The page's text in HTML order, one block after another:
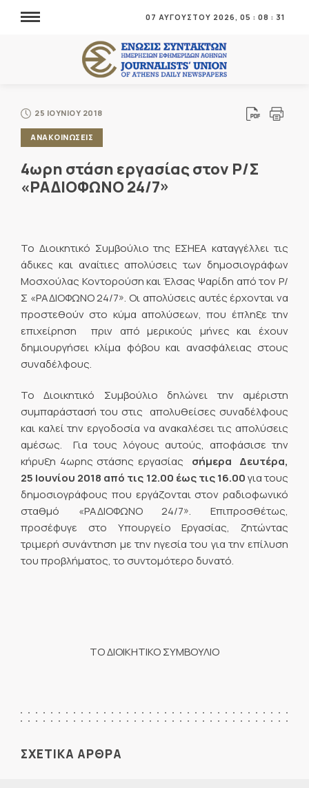
07 ΑΥΓΟΥΣΤΟΥ 2026, 05 : 08 : 32
25 ΙΟΥΝΙΟΥ 2018
ΑΝΑΚΟΙΝΩΣΕΙΣ
4ωρη στάση εργασίας στον Ρ/Σ
«ΡΑΔΙΟΦΩΝΟ 24/7»
Το Διοικητικό Συμβούλιο της ΕΣΗΕΑ καταγγέλλει τις
άδικες και αναίτιες απολύσεις των δημοσιογράφων
Μοσχούλας Κοντορούση και Έλσας Ψαρίδη από τον Ρ/
Σ «ΡΑΔΙΟΦΩΝΟ 24/7». Οι απολύσεις αυτές έρχονται να
προστεθούν στο κύμα απολύσεων, που έπληξε την
επιχείρηση πριν από μερικούς μήνες και έχουν
δημιουργήσει κλίμα φόβου και ανασφάλειας στους
συναδέλφους.
Το Διοικητικό Συμβούλιο δηλώνει την αμέριστη
συμπαράστασή του στις απολυθείσες συναδέλφους
και καλεί την εργοδοσία να ανακαλέσει τις απολύσεις
αμέσως. Για τους λόγους αυτούς, αποφάσισε την
κήρυξη 4ωρης στάσης εργασίας σήμερα Δευτέρα,
25 Ιουνίου 2018 από τις 12.00 έως τις 16.00για τους
δημοσιογράφους που εργάζονται στον ραδιοφωνικό
σταθμό «ΡΑΔΙΟΦΩΝΟ 24/7». Επιπροσθέτως,
προσέφυγε στο Υπουργείο Εργασίας, ζητώντας
τριμερή συνάντηση με την ηγεσία του για την επίλυση
του προβλήματος, το συντομότερο δυνατό.
ΤΟ ΔΙΟΙΚΗΤΙΚΟ ΣΥΜΒΟΥΛΙΟ
ΣΧΕΤΙΚΑ ΑΡΘΡΑ